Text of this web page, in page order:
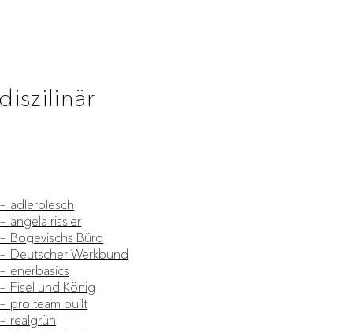
– adlerolesch
– angela rissler
– Bogevischs Büro
– Deutscher Werkbund
– enerbasics
– Fisel und König
– pro team built
– realgrün